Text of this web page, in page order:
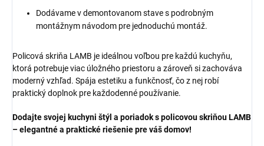
Dodávame v demontovanom stave s podrobným
montážnym návodom pre jednoduchú montáž.
Policová skriňa LAMB je ideálnou voľbou pre každú kuchyňu,
ktorá potrebuje viac úložného priestoru a zároveň si zachováva
moderný vzhľad. Spája estetiku a funkčnosť, čo z nej robí
praktický doplnok pre každodenné používanie.
Dodajte svojej kuchyni štýl a poriadok s policovou skriňou LAMB
– elegantné a praktické riešenie pre váš domov!